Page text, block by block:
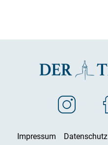
Impressum Datenschutz